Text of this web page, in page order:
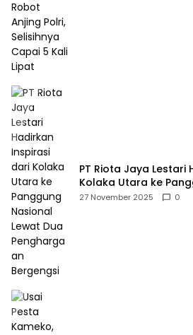
PT Riota Jaya
Kolaka Utara ke
Dua Penghargaan
27 November 2025 0